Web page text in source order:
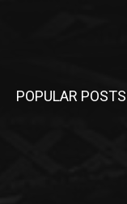
POPULAR POSTS